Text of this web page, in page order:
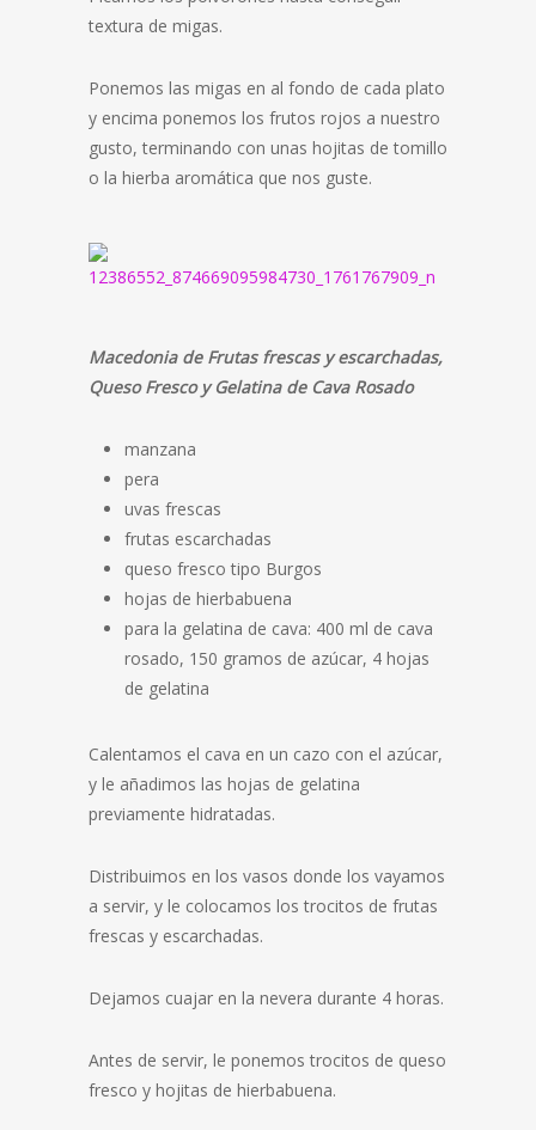
textura de migas.
Ponemos las migas en al fondo de cada plato
y encima ponemos los frutos rojos a nuestro
gusto, terminando con unas hojitas de tomillo
o la hierba aromática que nos guste.
Macedonia de Frutas frescas y escarchadas,
Queso Fresco y Gelatina de Cava Rosado
manzana
pera
uvas frescas
frutas escarchadas
queso fresco tipo Burgos
hojas de hierbabuena
para la gelatina de cava: 400 ml de cava
rosado, 150 gramos de azúcar, 4 hojas
de gelatina
Calentamos el cava en un cazo con el azúcar,
y le añadimos las hojas de gelatina
previamente hidratadas.
Distribuimos en los vasos donde los vayamos
a servir, y le colocamos los trocitos de frutas
frescas y escarchadas.
Dejamos cuajar en la nevera durante 4 horas.
Antes de servir, le ponemos trocitos de queso
fresco y hojitas de hierbabuena.